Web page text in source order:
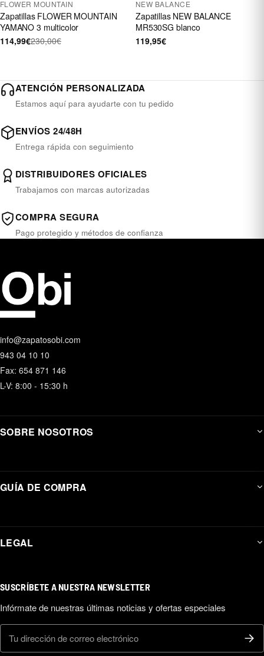
FLOWER MOUNTAIN
Zapatillas FLOWER MOUNTAIN
YAMANO 3 multicolor
114,99€230,00€
NEW BALANCE
Zapatillas NEW BALANCE
MR530SG blanco
119,95€
ATENCIÓN PERSONALIZADA
Estamos aquí para ayudarte con tu pedido
ENVÍOS 24/48H
Entrega rápida con seguimiento
DISTRIBUIDORES OFICIALES
Trabajamos con marcas autorizadas
COMPRA SEGURA
Pago protegido y métodos de confianza
info@zapatosobi.com
943 04 10 10
Fax: 654 871 146
L-V: 8:00 - 15:30 h
SOBRE NOSOTROS
GUÍA DE COMPRA
LEGAL
SUSCRÍBETE A NUESTRA NEWSLETTER
Infórmate de nuestras últimas noticias y ofertas especiales